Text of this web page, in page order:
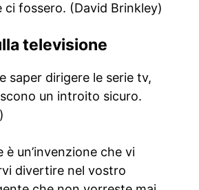
ci fossero. (David Brinkley)
televisione
saper dirigere le serie tv,
un introito sicuro.
è un’invenzione che vi
divertire nel vostro